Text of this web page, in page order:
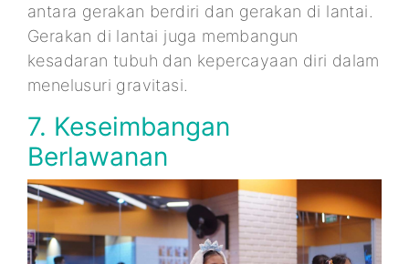
antara gerakan berdiri dan gerakan di lantai.
Gerakan di lantai juga membangun
kesadaran tubuh dan kepercayaan diri dalam
menelusuri gravitasi.
7. Keseimbangan
Berlawanan